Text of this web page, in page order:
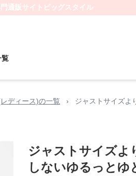
通販サイト ビッグスタイル
覧
ディース)の一覧 ›
ジャストサイズよ
ジャストサイズよ
しないゆるっと